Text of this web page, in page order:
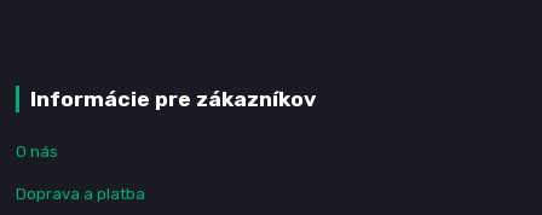
Informácie pre zákazníkov
O nás
Doprava a platba